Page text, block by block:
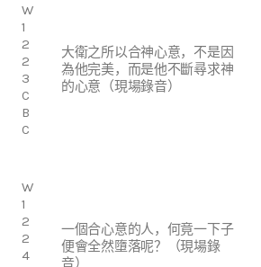
W
1
2
2
3
C
B
C
大衛之所以合神心意，不是因
為他完美，而是他不斷尋求神
的心意（現場錄音）
W
1
2
2
4
一個合心意的人，何竟一下子
便會全然墮落呢？（現場錄
音）